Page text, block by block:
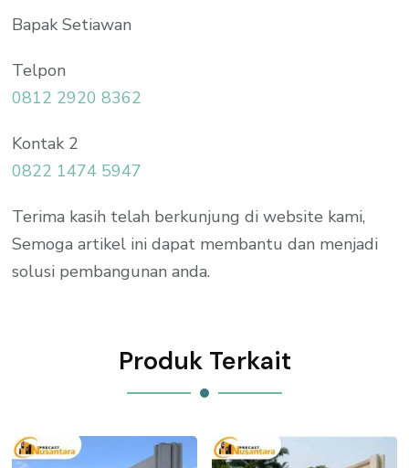
Bapak Setiawan
Telpon
0812 2920 8362
Kontak 2
0822 1474 5947
Terima kasih telah berkunjung di website kami,
Semoga artikel ini dapat membantu dan menjadi
solusi pembangunan anda.
Produk Terkait